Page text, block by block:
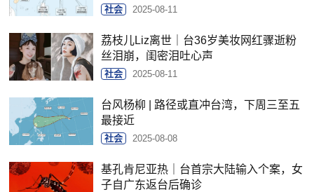
社会 2025-08-11
荔枝儿Liz离世｜台36岁美妆网红骤逝粉
丝泪崩，闺密泪吐心声
社会 2025-08-11
台风杨柳 | 路径或直冲台湾，下周三至五
最接近
社会 2025-08-08
基孔肯尼亚热｜台首宗大陆输入个案，女
子自广东返台后确诊